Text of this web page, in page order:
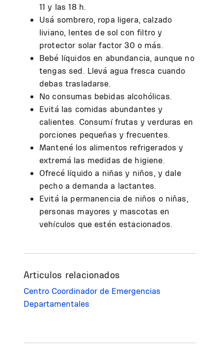
11 y las 18 h.
Usá sombrero, ropa ligera, calzado
liviano, lentes de sol con filtro y
protector solar factor 30 o más.
Bebé líquidos en abundancia, aunque no
tengas sed. Llevá agua fresca cuando
debas trasladarse.
No consumas bebidas alcohólicas.
Evitá las comidas abundantes y
calientes. Consumí frutas y verduras en
porciones pequeñas y frecuentes.
Mantené los alimentos refrigerados y
extremá las medidas de higiene.
Ofrecé líquido a niñas y niños, y dale
pecho a demanda a lactantes.
Evitá la permanencia de niños o niñas,
personas mayores y mascotas en
vehículos que estén estacionados.
Articulos relacionados
Centro Coordinador de Emergencias
Departamentales